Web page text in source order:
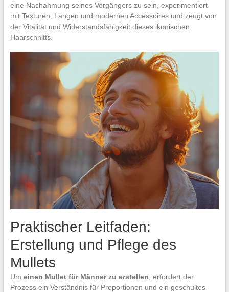
eine Nachahmung seines Vorgängers zu sein, experimentiert
mit Texturen, Längen und modernen Accessoires und zeugt von
der Vitalität und Widerstandsfähigkeit dieses ikonischen
Haarschnitts.
Praktischer Leitfaden:
Erstellung und Pflege des
Mullets
Um einen Mullet für Männer zu erstellen , erfordert der
Prozess ein Verständnis für Proportionen und ein geschultes